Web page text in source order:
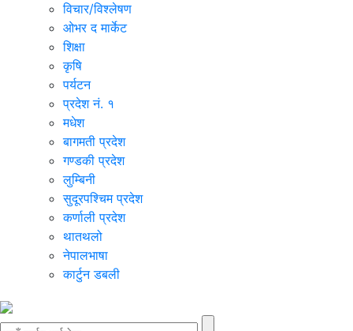
विचार/विश्‍लेषण
ओभर द मार्केट
शिक्षा
कृषि
पर्यटन
प्रदेश नं. १
मधेश
बागमती प्रदेश
गण्डकी प्रदेश
लुम्बिनी
सुदूरपश्चिम प्रदेश
कर्णाली प्रदेश
थातथलो
नेपालभाषा
कार्टुन डबली